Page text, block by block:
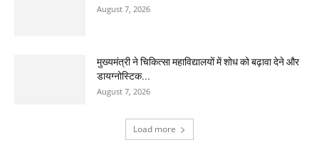
August 7, 2026
मुख्यमंत्री ने चिकित्सा महाविद्यालयों में शोध को बढ़ावा देने और
डायग्नोस्टिक...
August 7, 2026
Load more